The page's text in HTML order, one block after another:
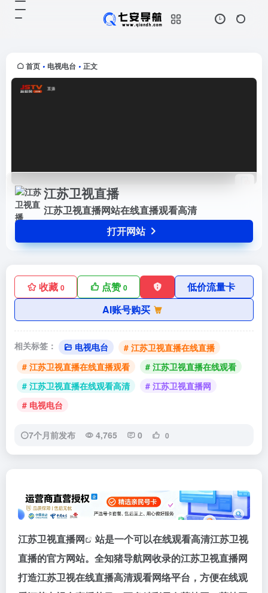
首页 • 电视电台 • 正文
江苏卫视直播
江苏卫视直播网站在线直播观看高清
打开网站
收藏 0 点赞0
低价流量卡
AI账号购买
相关标签： 电视电台
# 江苏卫视直播在线直播
# 江苏卫视直播在线直播观看
# 江苏卫视直播在线观看
# 江苏卫视直播在线观看高清
# 江苏卫视直播网
# 电视电台
7个月前发布 4,765 0 0
江苏卫视直播网
站是一个可以在线观看高清江苏卫视
直播的官方网站。全知猪导航网收录的江苏卫视直播网
打造江苏卫视在线直播高清观看网络平台，方便在线观